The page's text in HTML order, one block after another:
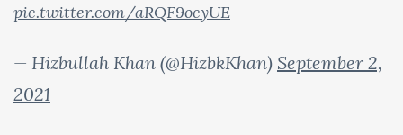
pic.twitter.com/aRQF9ocyUE
— Hizbullah Khan (@HizbkKhan) September 2,
2021